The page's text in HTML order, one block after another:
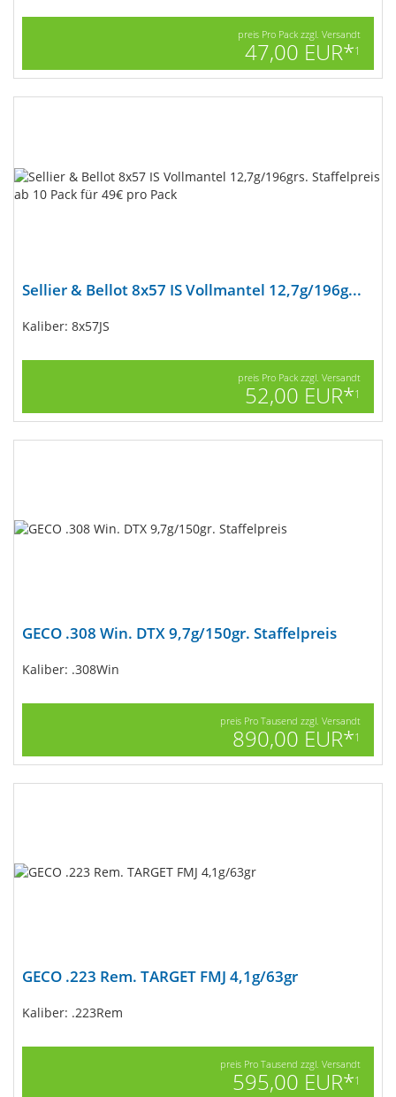
preis Pro Pack zzgl. Versandt
47,00 EUR*1
Sellier & Bellot 8x57 IS Vollmantel 12,7g/196g...
Kaliber: 8x57JS
preis Pro Pack zzgl. Versandt
52,00 EUR*1
GECO .308 Win. DTX 9,7g/150gr. Staffelpreis
Kaliber: .308Win
preis Pro Tausend zzgl. Versandt
890,00 EUR*1
GECO .223 Rem. TARGET FMJ 4,1g/63gr
Kaliber: .223Rem
preis Pro Tausend zzgl. Versandt
595,00 EUR*1